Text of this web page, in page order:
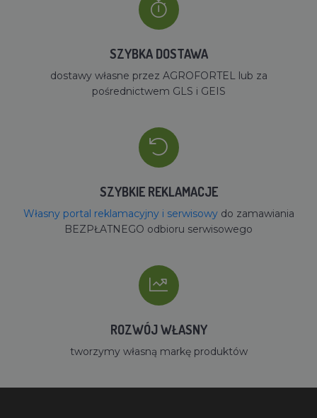
SZYBKA DOSTAWA
dostawy własne przez AGROFORTEL lub za
pośrednictwem GLS i GEIS
SZYBKIE REKLAMACJE
Własny portal reklamacyjny i serwisowydo zamawiania
BEZPŁATNEGO odbioru serwisowego
ROZWÓJ WŁASNY
tworzymy własną markę produktów